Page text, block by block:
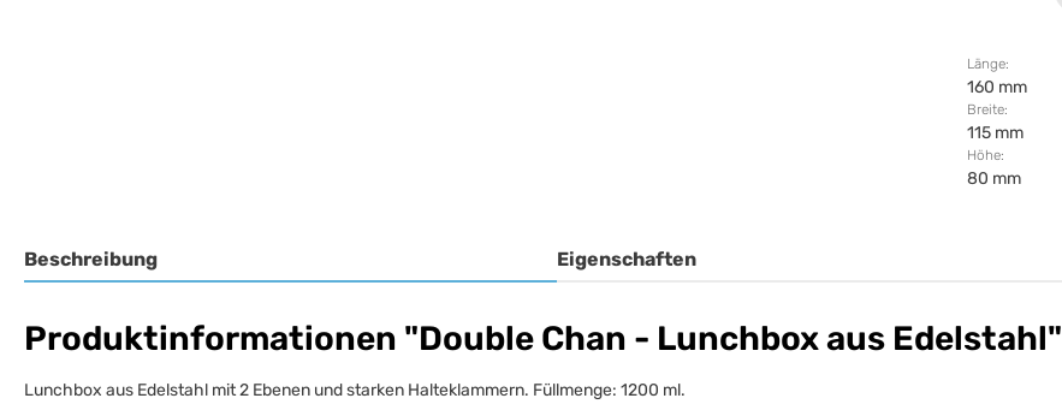
Länge:
160 mm
Breite:
115 mm
Höhe:
80 mm
Beschreibung Eigenschaften
Produktinformationen "Double Chan - Lunchbox aus Edelstahl"
Lunchbox aus Edelstahl mit 2 Ebenen und starken Halteklammern. Füllmenge: 1200 ml.